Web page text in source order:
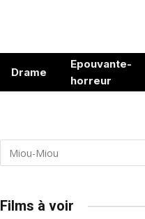
Drame
Epouvante-
horreur
Films à voir